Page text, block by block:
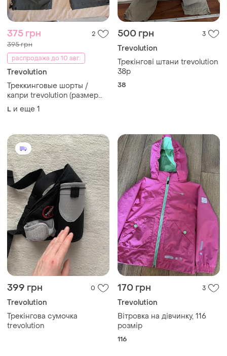
375 грн 2
395 грн
распродажа до 10 авг.
Trevolution
Треккинговые шорты /
капри trevolution (размер
50 / l-xl) softshell
L и еще 1
500 грн 3
Trevolution
Трекінгові штани trevolution
38р
38
399 грн 0
Trevolution
Трекінгова сумочка
trevolution
170 грн 3
Trevolution
Вітровка на дівчинку, 116
розмір
116